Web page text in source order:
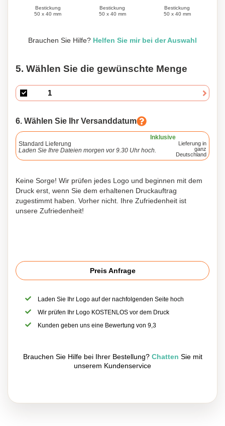
Bestickung
50 x 40 mm
Bestickung
50 x 40 mm
Bestickung
50 x 40 mm
Brauchen Sie Hilfe? Helfen Sie mir bei der Auswahl
5. Wählen Sie die gewünschte Menge
6. Wählen Sie Ihr Versanddatum
Inklusive
Standard Lieferung
Laden Sie Ihre Dateien morgen vor 9.30 Uhr hoch.
Lieferung in
ganz
Deutschland
Keine Sorge! Wir prüfen jedes Logo und beginnen mit dem
Druck erst, wenn Sie dem erhaltenen Druckauftrag
zugestimmt haben. Vorher nicht. Ihre Zufriedenheit ist
unsere Zufriedenheit!
Preis Anfrage
Laden Sie Ihr Logo auf der nachfolgenden Seite hoch
Wir prüfen Ihr Logo KOSTENLOS vor dem Druck
Kunden geben uns eine Bewertung von 9,3
Brauchen Sie Hilfe bei Ihrer Bestellung? Chatten Sie mit
unserem Kundenservice